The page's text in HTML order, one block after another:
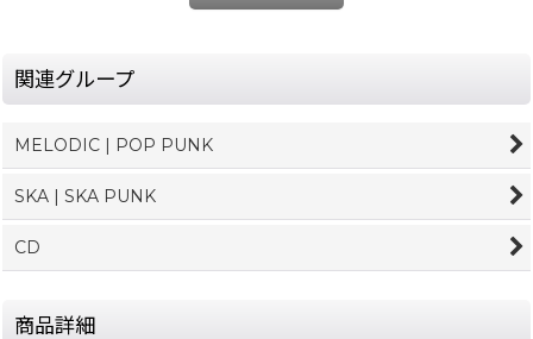
関連グループ
MELODIC | POP PUNK
SKA | SKA PUNK
CD
商品詳細